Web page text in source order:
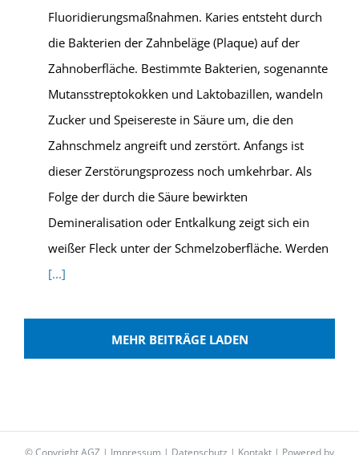
Fluoridierungsmaßnahmen. Karies entsteht durch
die Bakterien der Zahnbeläge (Plaque) auf der
Zahnoberfläche. Bestimmte Bakterien, sogenannte
Mutansstreptokokken und Laktobazillen, wandeln
Zucker und Speisereste in Säure um, die den
Zahnschmelz angreift und zerstört. Anfangs ist
dieser Zerstörungsprozess noch umkehrbar. Als
Folge der durch die Säure bewirkten
Demineralisation oder Entkalkung zeigt sich ein
weißer Fleck unter der Schmelzoberfläche. Werden
[...]
MEHR BEITRÄGE LADEN
© Copyright AGZ | Impressum | Datenschutz | Kontakt | Powered by